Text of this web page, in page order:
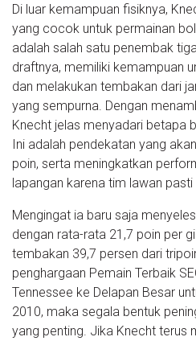
Di luar kemampuan fisiknya,
yang cocok untuk permainan
adalah salah satu penembak
draftnya, memiliki kemampuan
dan melakukan tembakan dari
yang sempurna. Dengan
Knecht jelas menyadari betapa
Ini adalah pendekatan yang
poin, serta meningkatkan
lapangan karena tim lawan
Mengingat ia baru saja
dengan rata-rata 21,7 poin per
tembakan 39,7 persen dari
penghargaan Pemain Terbaik
Tennessee ke Delapan Besar
2010, maka segala bentuk
yang penting. Jika Knecht terus